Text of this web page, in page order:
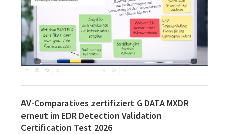
AV-Comparatives zertifiziert G DATA MXDR
erneut im EDR Detection Validation
Certification Test 2026